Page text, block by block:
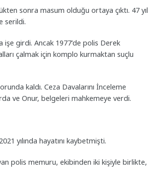
sonra masum olduğu ortaya çıktı. 47 yıl
serildi.
işe girdi. Ancak 1977’de polis Derek
çalmak için komplo kurmaktan suçlu
kaldı. Ceza Davalarını İnceleme
ve Onur, belgeleri mahkemeye verdi.
yılında hayatını kaybetmişti.
polis memuru, ekibinden iki kişiyle birlikte,